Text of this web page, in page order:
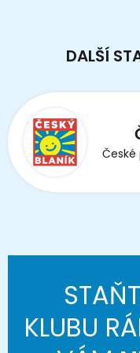
DALŠÍ
KLUBU